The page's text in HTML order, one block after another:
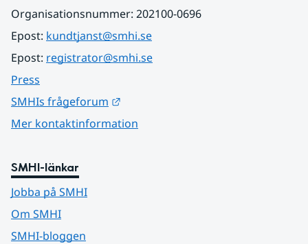
Organisationsnummer: 202100-0696
Epost: kundtjanst@smhi.se
Epost: registrator@smhi.se
Press
SMHIs frågeforum
Mer kontaktinformation
SMHI-länkar
Jobba på SMHI
Om SMHI
SMHI-bloggen